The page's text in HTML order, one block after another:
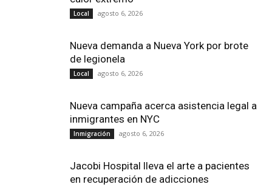
Local agosto 6, 2026
Nueva demanda a Nueva York por brote
de legionela
Local agosto 6, 2026
Nueva campaña acerca asistencia legal a
inmigrantes en NYC
Inmigración agosto 6, 2026
Jacobi Hospital lleva el arte a pacientes
en recuperación de adicciones